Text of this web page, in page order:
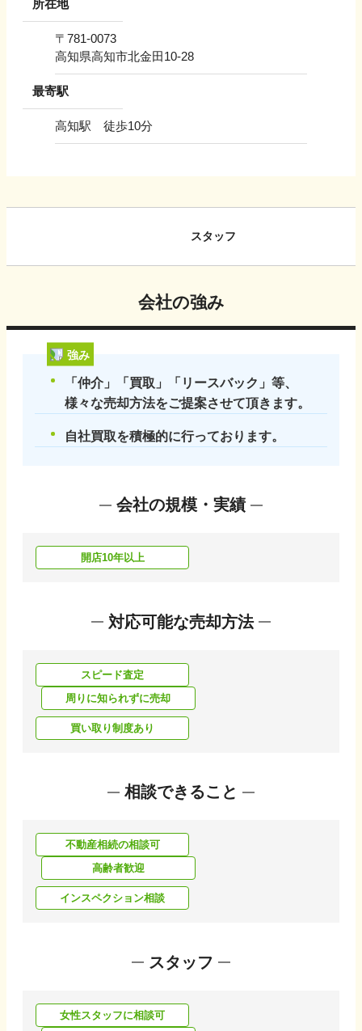
所在地
〒 781-0073
高知県高知市北金田10-28
最寄駅
高知駅 徒歩10分
スタッフ
会社の強み
強み
「仲介」「買取」「リースバック」等、
様々な売却方法をご提案させて頂きます。
自社買取を積極的に行っております。
会社の規模・実績
開店10年以上
対応可能な売却方法
スピード査定
周りに知られずに売却
買い取り制度あり
相談できること
不動産相続の相談可
高齢者歓迎
インスペクション相談
スタッフ
女性スタッフに相談可